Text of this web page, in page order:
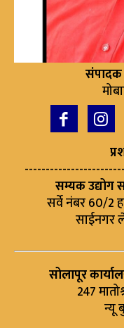
सम्यक उद्योग
सर्वे नंबर 60/2
साईनगर
सोलापूर
247
न्यू